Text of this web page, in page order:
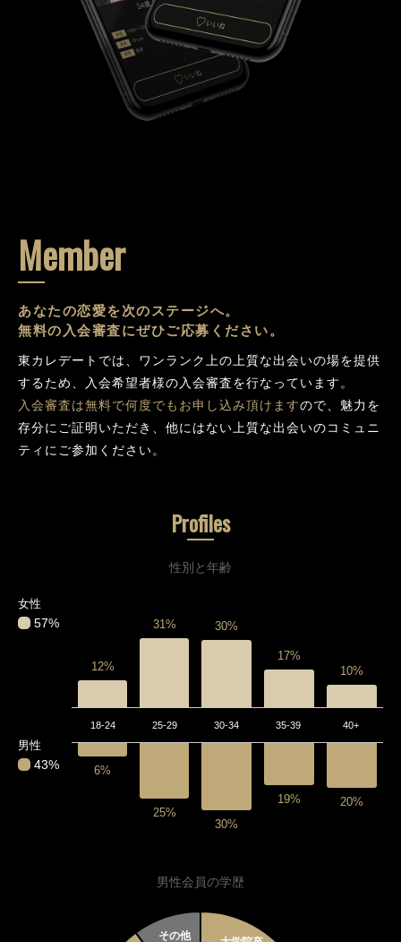
Member
あなたの恋愛を次のステージへ。
無料の入会審査にぜひご応募ください。
東カレデートでは、ワンランク上の上質な出会いの場を提供
するため、入会希望者様の入会審査を行なっています。
入会審査は無料で何度でもお申し込み頂けますので、魅力を
存分にご証明いただき、他にはない上質な出会いのコミュニ
ティにご参加ください。
Profiles
性別と年齢
女性
57%
男性
43%
12%
31% 30%
17%
10%
18-24 25-29 30-34 35-39 40+
6%
25%
30%
19% 20%
男性会員の学歴